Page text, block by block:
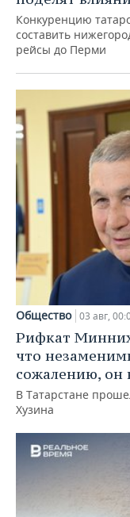
Конкуренцию
составить
рейсы до Перми
Общество 03 авг,
Рифкат
что
сожалению, он
В Татарстане
Хузина